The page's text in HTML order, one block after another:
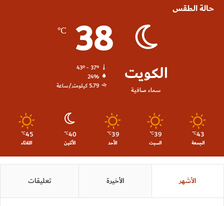
حالة الطقس
الكويت
سماء صافية
38
℃
43º - 37º
24%
5.79 كيلومتر/ساعة
43
℃
الجمعة
39
℃
السبت
39
℃
الأحد
40
℃
الأثنين
45
℃
الثلاثاء
الأشهر الأخيرة تعليقات